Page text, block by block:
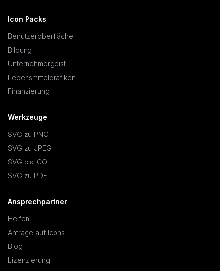
Icon Packs
Benutzeroberfläche
Bildung
Unternehmergeist
Lebensmittelgrafiken
Finanzierung
Werkzeuge
SVG zu PNG
SVG zu JPEG
SVG bis ICO
SVG zu PDF
Ansprechpartner
Helfen
Anträge auf Icons
Blog
Lizenzierung